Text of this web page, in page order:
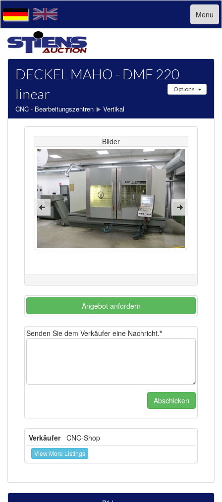
Menu
DECKEL MAHO - DMF 220
linear
Options
CNC - Bearbeitungszentren Vertikal
Bilder
Angebot anfordern
Senden Sie dem Verkäufer eine Nachricht.*
VerkäuferCNC-Shop
View More Listings